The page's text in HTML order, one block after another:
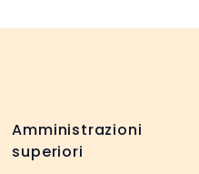
Amministrazioni
superiori